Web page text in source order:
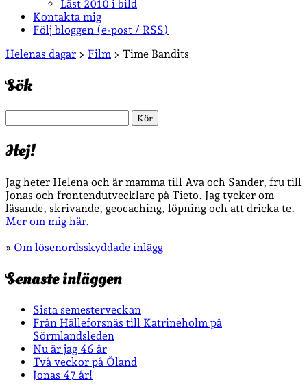
Läst 2010 i bild
Kontakta mig
Följ bloggen (e-post / RSS)
Sidopanel
Helenas dagar > Film > Time Bandits
Sök
Hej!
Jag heter Helena och är mamma till Ava och Sander, fru till
Jonas och frontendutvecklare på Tieto. Jag tycker om
läsande, skrivande, geocaching, löpning och att dricka te.
Mer om mig här.
» Om lösenordsskyddade inlägg
Senaste inläggen
Sista semesterveckan
Från Hälleforsnäs till Katrineholm på
Sörmlandsleden
Nu är jag 46 år
Två veckor på Öland
Jonas 47 år!